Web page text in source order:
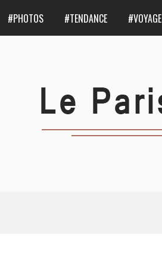
#PHOTOS #TENDANCE #VOYAGE